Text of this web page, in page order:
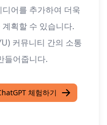
어를 추가하여 더욱
획할 수 있습니다.
커뮤니티 간의 소통
들어줍니다.
체험하기